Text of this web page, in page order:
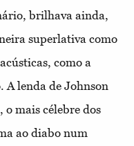
brilhava ainda,
superlativa como
como a
A lenda de Johnson
o mais célebre dos
ao diabo num